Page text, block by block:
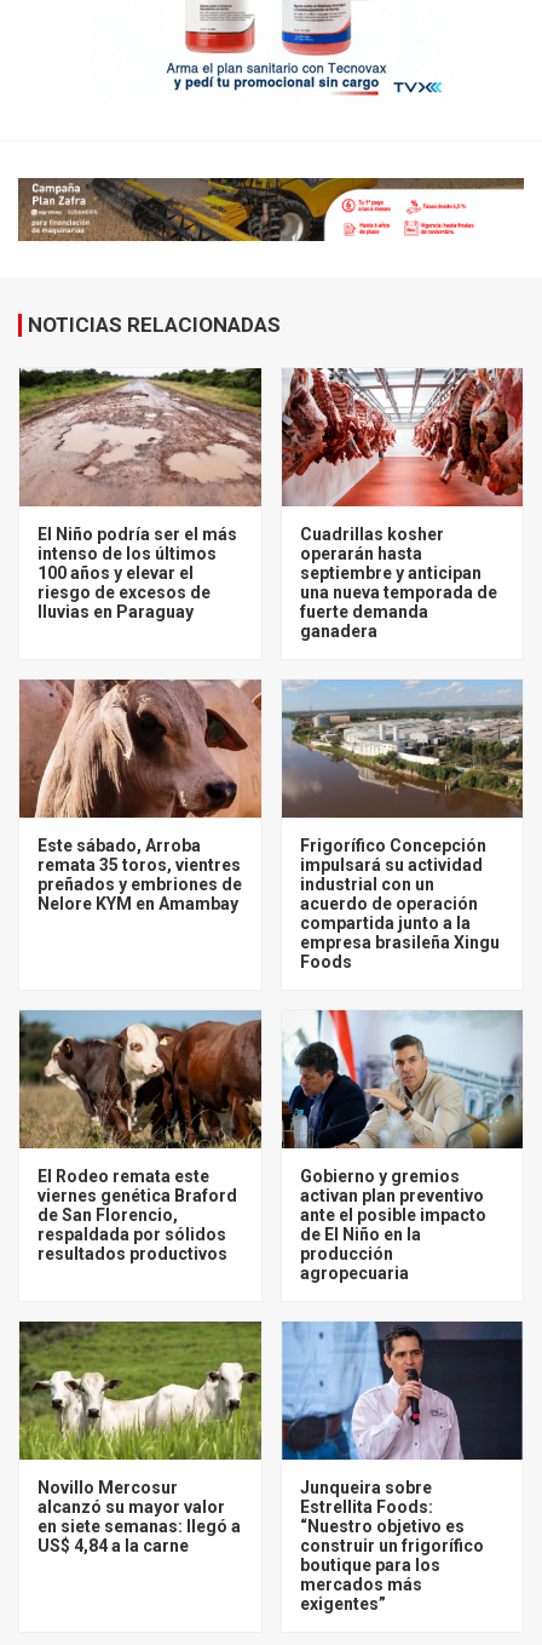
NOTICIAS RELACIONADAS
El Niño podría ser el más
intenso de los últimos
100 años y elevar el
riesgo de excesos de
lluvias en Paraguay
Cuadrillas kosher
operarán hasta
septiembre y anticipan
una nueva temporada de
fuerte demanda
ganadera
Este sábado, Arroba
remata 35 toros, vientres
preñados y embriones de
Nelore KYM en Amambay
Frigorífico Concepción
impulsará su actividad
industrial con un
acuerdo de operación
compartida junto a la
empresa brasileña Xingu
Foods
El Rodeo remata este
viernes genética Braford
de San Florencio,
respaldada por sólidos
resultados productivos
Gobierno y gremios
activan plan preventivo
ante el posible impacto
de El Niño en la
producción
agropecuaria
Novillo Mercosur
alcanzó su mayor valor
en siete semanas: llegó a
US$ 4,84 a la carne
Junqueira sobre
Estrellita Foods:
“Nuestro objetivo es
construir un frigorífico
boutique para los
mercados más
exigentes”